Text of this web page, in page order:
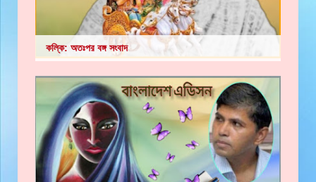
কল্কি: অতঃপর বঙ্গ সংবাদ